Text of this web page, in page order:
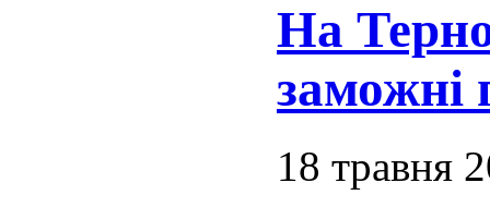
На
заможні
18 травня